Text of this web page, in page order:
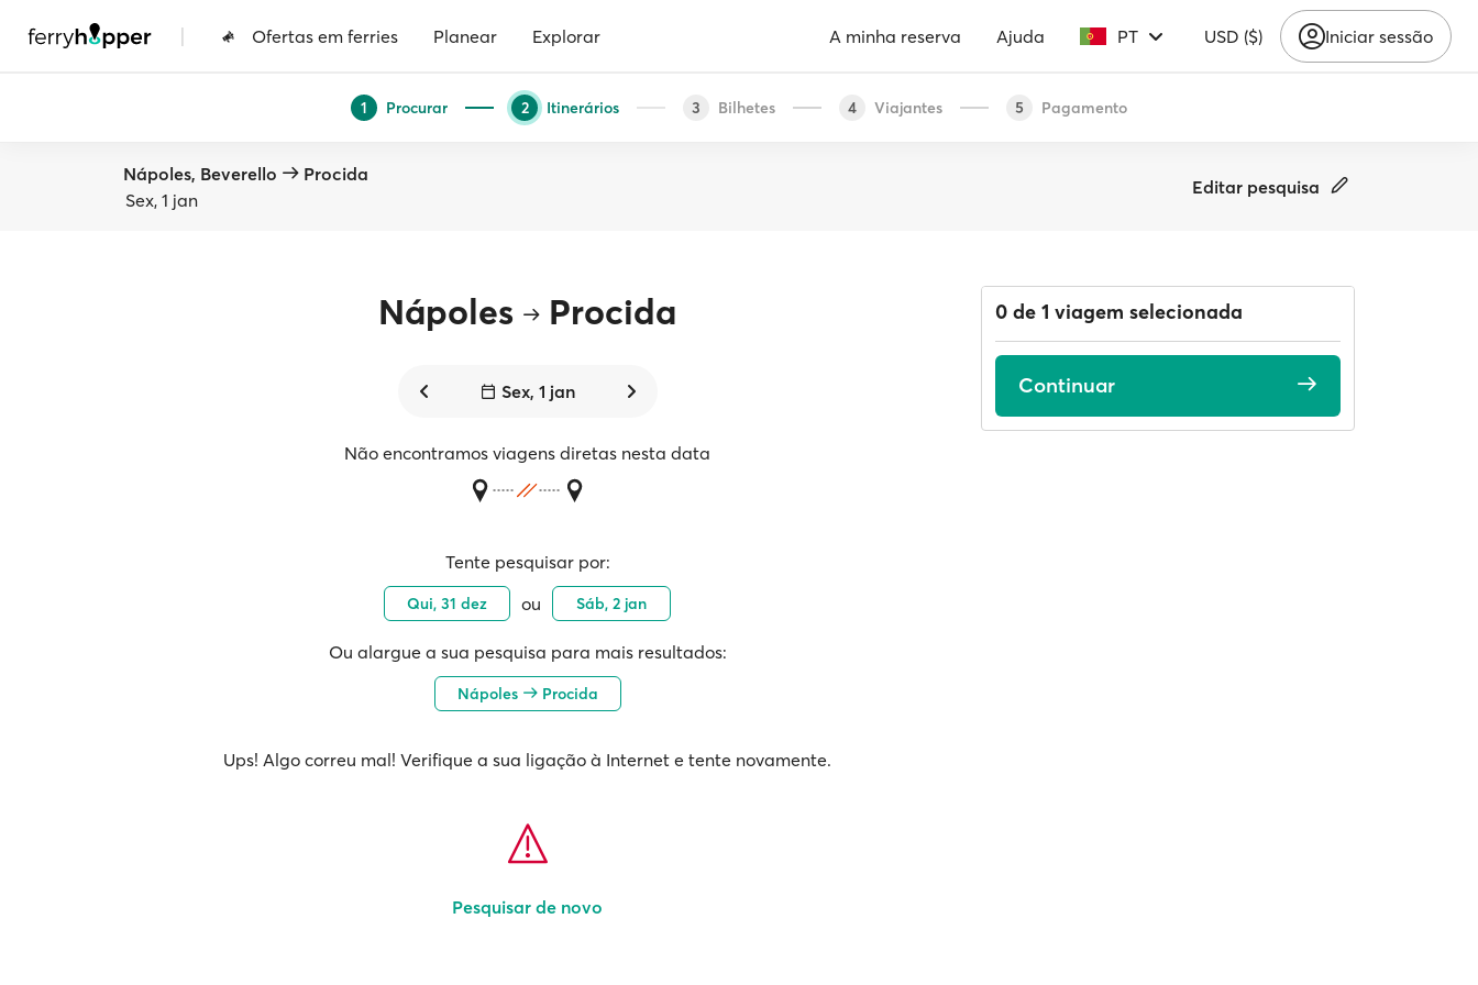
| Ofertas em ferries Planear Explorar A minha reserva Ajuda PT USD ($) Iniciar sessão
1 Procurar 2 Itinerários 3 Bilhetes 4 Viajantes 5 Pagamento
Nápoles, Beverello
Procida
Sex, 1 jan
Editar pesquisa
Nápoles Procida
Sex, 1 jan
Não encontramos viagens diretas nesta data
Tente pesquisar por:
Qui, 31 dez ou Sáb, 2 jan
Ou alargue a sua pesquisa para mais resultados:
Nápoles Procida
Ups! Algo correu mal! Verifique a sua ligação à Internet e tente novamente.
Pesquisar de novo
0 de 1 viagem selecionada
Continuar